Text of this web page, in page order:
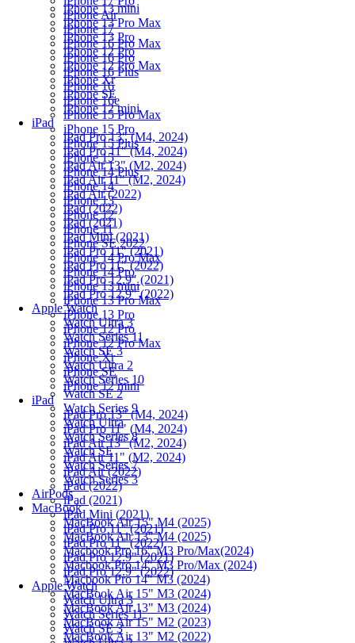
iPhone 13 mini
iPhone 13 Pro Max
iPhone 13 Pro
iPhone 12 Pro
iPhone 12 Pro Max
iPhone Xr
iPhone SE
iPhone 12 mini
iPad
iPad Pro 13" (M4, 2024)
iPad Pro 11" (M4, 2024)
iPad Air 13" (M2, 2024)
iPad Air 11" (M2, 2024)
iPad Air (2022)
iPad (2022)
iPad (2021)
iPad Mini (2021)
iPad Pro 11" (2021)
iPad Pro 11" (2022)
iPad Pro 12.9" (2021)
iPad Pro 12.9" (2022)
Apple Watch
Watch Ultra 3
Watch Series 11
Watch SE 3
Watch Ultra 2
Watch Series 10
Watch SE 2
Watch Series 9
Watch Ultra
Watch Series 8
Watch SE
Watch Series 7
Watch Series 3
AirPods
MacBook
MacBook Air 15" M4 (2025)
MacBook Air 13" M4 (2025)
Macbook Pro 16" M3 Pro/Max(2024)
Macbook Pro 14" M3 Pro/Max (2024)
Macbook Pro 14" M3 (2024)
MacBook Air 15" M3 (2024)
MacBook Air 13" M3 (2024)
MacBook Air 15" M2 (2023)
MacBook Air 13" M2 (2022)
iPhone Air
iPhone 17
iPhone 16 Pro Max
iPhone 16 Pro
iPhone 16 Plus
iPhone 16
iPhone 16e
iPhone 15 Pro Max
iPhone 15 Pro
iPhone 15 Plus
iPhone 15
iPhone 14 Plus
iPhone 14
iPhone 13
iPhone 12
iPhone 11
iPhone SE 2022
iPhone 14 Pro Max
iPhone 14 Pro
iPhone 13 mini
iPhone 13 Pro Max
iPhone 13 Pro
iPhone 12 Pro
iPhone 12 Pro Max
iPhone Xr
iPhone SE
iPhone 12 mini
iPad
iPad Pro 13" (M4, 2024)
iPad Pro 11" (M4, 2024)
iPad Air 13" (M2, 2024)
iPad Air 11" (M2, 2024)
iPad Air (2022)
iPad (2022)
iPad (2021)
iPad Mini (2021)
iPad Pro 11" (2021)
iPad Pro 11" (2022)
iPad Pro 12.9" (2021)
iPad Pro 12.9" (2022)
Apple Watch
Watch Ultra 3
Watch Series 11
Watch SE 3